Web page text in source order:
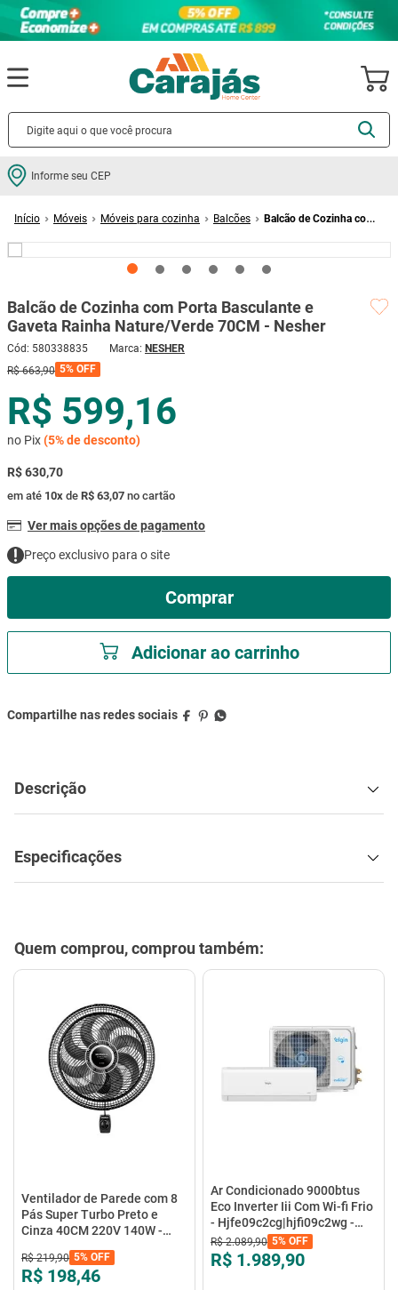
Informe seu CEP
Móveis Móveis para cozinha Balcões
Balcão de Cozinha com
Balcão de Cozinha com Porta Basculante e
Gaveta Rainha Nature/Verde 70CM - Nesher
Cód: 580338835
NESHER
R$ 663,90 5% OFF
R$ 599,16
no Pix(5%de desconto)
R$ 630,70
em até 10x de R$ 63,07 no cartão
Ver mais opções de pagamento
Preço exclusivo para o site
Comprar
Adicionar ao carrinho
Descrição
Especificações
Quem comprou, comprou também:
Ventilador de Parede com 8
Pás Super Turbo Preto e
Cinza 40CM 220V 140W -
R$ 219,90 5% OFF
R$ 198,46
Ar Condicionado 9000btus
Eco Inverter Iii Com Wi-fi Frio
- Hjfe09c2cg|hjfi09c2wg -
Elgin
R$ 2.089,90 5% OFF
R$ 1.989,90
Termos mais buscados
2º porcelanato
5º porta
vaso sanitário
7º tinta
9 º mesa
10º ar condicionado